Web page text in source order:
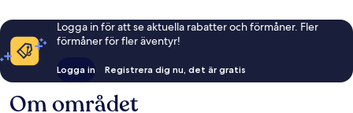
Logga in för att se aktuella rabatter och förmåner. Fler
förmåner för fler äventyr!
Logga in Registrera dig nu, det är gratis
Om området